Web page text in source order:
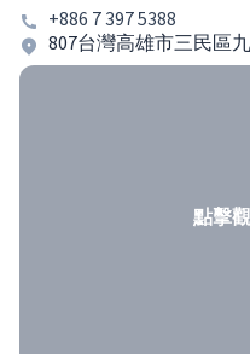
+886 7 397 5388
807台灣高雄市三民區
點擊